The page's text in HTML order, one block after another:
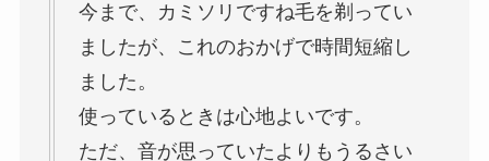
今まで、カミソリですね毛を剃ってい
ましたが、これのおかげで時間短縮し
ました。
使っているときは心地よいです。
ただ、音が思っていたよりもうるさい